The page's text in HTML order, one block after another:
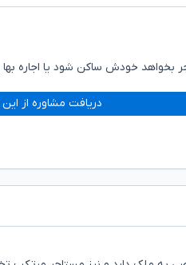
بخواهد خودش ساکن شود یا اجاره
دریافت مشاوره از